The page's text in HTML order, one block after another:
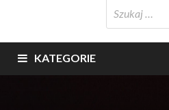
KATEGORIE